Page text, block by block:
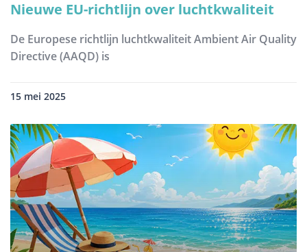
Nieuwe EU-richtlijn over luchtkwaliteit
De Europese richtlijn luchtkwaliteit Ambient Air Quality
Directive (AAQD) is
15 mei 2025